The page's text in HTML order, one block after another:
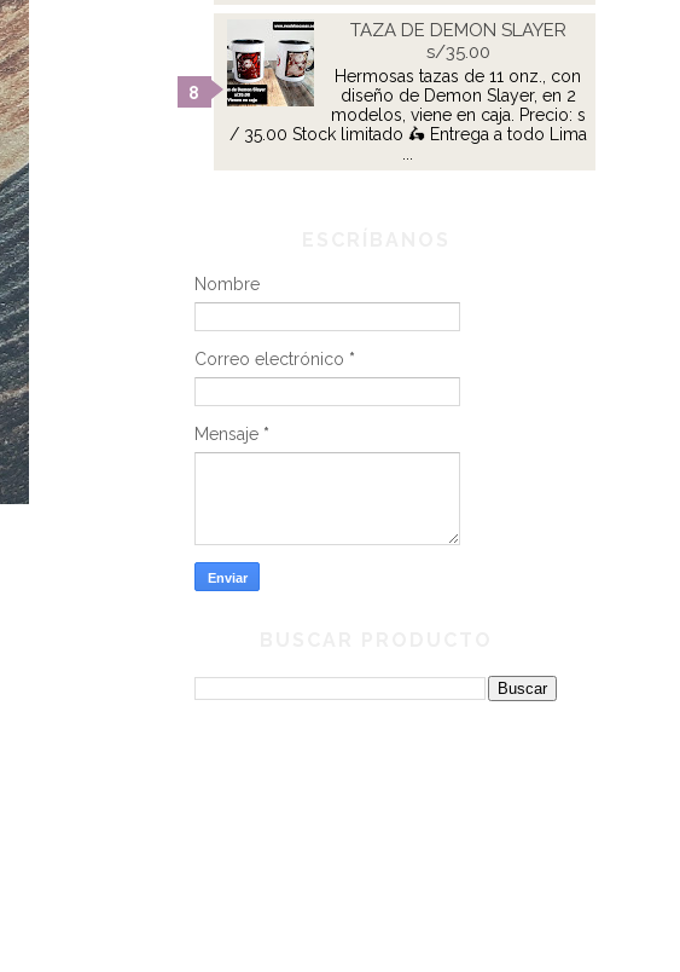
TAZA DE DEMON SLAYER
s/35.00
Hermosas tazas de 11 onz., con
diseño de Demon Slayer, en 2
modelos, viene en caja. Precio: s
/ 35.00 Stock limitado 🛵 Entrega a todo Lima
...
Nombre
Correo electrónico *
Mensaje *